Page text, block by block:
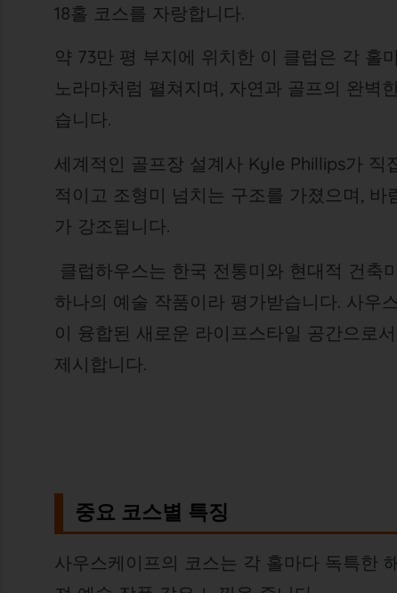
18홀 코스를 자랑합니다.
약 73만 평 부지에 위치한 이 클럽은 각 홀
노라마처럼 펼쳐지며, 자연과 골프의 완벽
습니다.
세계적인 골프장 설계사 Kyle Phillips가 직
적이고 조형미 넘치는 구조를 가졌으며,
가 강조됩니다.
클럽하우스는 한국 전통미와 현대적 건축
하나의 예술 작품이라 평가받습니다. 사우
이 융합된 새로운 라이프스타일 공간으로
제시합니다.
중요 코스별 특징
사우스케이프의 코스는 각 홀마다 독특한